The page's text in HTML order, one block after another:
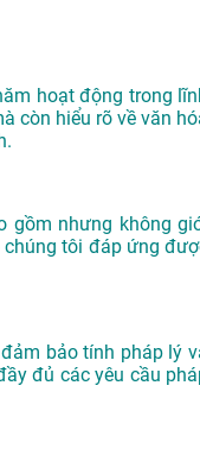
hoạt động trong
còn hiểu rõ về văn
gồm nhưng không
chúng tôi đáp ứng
bảo tính pháp lý
đủ các yêu cầu